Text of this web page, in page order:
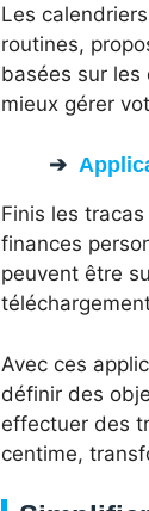
Les
routines,
basées sur
mieux gérer
Finis les
finances
peuvent être
Avec ces
définir des
effectuer des
centime,